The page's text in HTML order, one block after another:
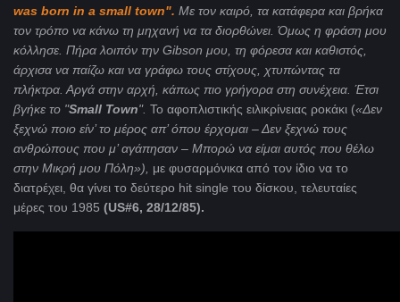
was born in a small town". Με τον καιρό, τα κατάφερα και βρήκα
τον τρόπο να κάνω τη μηχανή να τα διορθώνει. Όμως η φράση μου
κόλλησε. Πήρα λοιπόν την Gibson μου, τη φόρεσα και καθιστός,
άρχισα να παίζω και να γράφω τους στίχους, χτυπώντας τα
πλήκτρα. Αργά στην αρχή, κάπως πιο γρήγορα στη συνέχεια. Έτσι
βγήκε το "Small Town". Το αφοπλιστικής ειλικρίνειας ροκάκι («Δεν
ξεχνώ ποιο είν’ το μέρος απ’ όπου έρχομαι – Δεν ξεχνώ τους
ανθρώπους που μ’ αγάπησαν – Μπορώ να είμαι αυτός που θέλω
στην Μικρή μου Πόλη»), με φυσαρμόνικα από τον ίδιο να το
διατρέχει, θα γίνει το δεύτερο hit single του δίσκου, τελευταίες
μέρες του 1985 (US#6, 28/12/85).